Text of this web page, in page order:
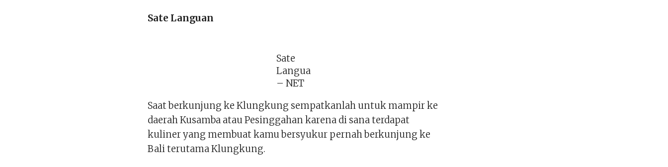
Sate Languan
Sate
Langua
– NET
Saat berkunjung ke Klungkung sempatkanlah untuk mampir ke
daerah Kusamba atau Pesinggahan karena di sana terdapat
kuliner yang membuat kamu bersyukur pernah berkunjung ke
Bali terutama Klungkung.